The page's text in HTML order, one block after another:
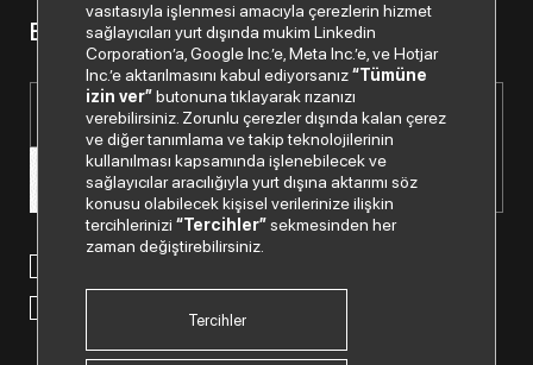
Bizden haberiniz olsun.
Paylaştığım kişisel verilerimin işlenmesi hususunda
tarafıma SMS gönderilmesine izni veriyorum.
vasıtasıyla işlenmesi amacıyla çerezlerin hizmet
sağlayıcıları yurt dışında mukim Linkedin
Corporation’a, Google Inc.’e, Meta Inc.’e, ve Hotjar
Inc.’e aktarılmasını kabul ediyorsanız“Tümüne
izin ver”butonuna tıklayarak rızanızı
verebilirsiniz. Zorunlu çerezler dışında kalan çerez
ve diğer tanımlama ve takip teknolojilerinin
kullanılması kapsamında işlenebilecek ve
sağlayıcılar aracılığıyla yurt dışına aktarımı söz
konusu olabilecek kişisel verilerinize ilişkin
tercihlerinizi“Tercihler”sekmesinden her
zaman değiştirebilirsiniz.
Tercihler